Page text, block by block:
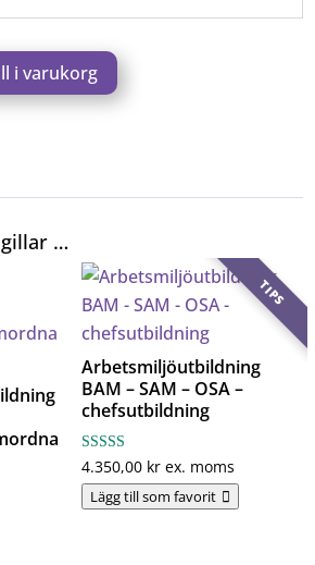
i varukorg
gillar …
TIPS
Arbetsmiljöutbildning
BAM – SAM – OSA –
chefsutbildning
Betygsatt
4.33
av 5
4.350,00 kr ex. moms
Lägg till som favorit